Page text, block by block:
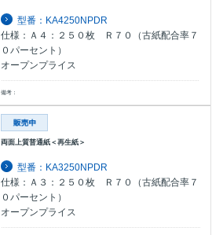
型番：KA4250NPDR
仕様：Ａ４：２５０枚 Ｒ７０（古紙配合率７
０パーセント）
オープンプライス
備考：
両面上質普通紙＜再生紙＞
型番：KA3250NPDR
仕様：Ａ３：２５０枚 Ｒ７０（古紙配合率７
０パーセント）
オープンプライス